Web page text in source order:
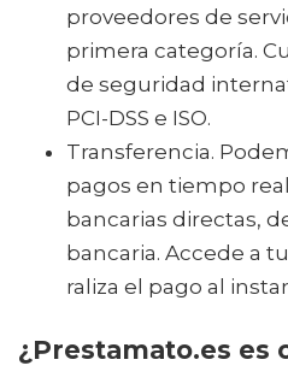
proveedores de
primera categoría.
de seguridad
PCI-DSS e ISO.
Transferencia.
pagos en tiempo
bancarias directas,
bancaria. Accede a
raliza el pago al
¿Prestamato.es es